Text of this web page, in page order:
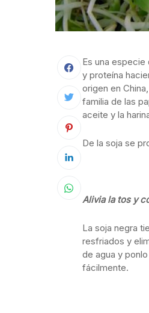
Es una
y proteína
origen en
familia de las
aceite y la
De la soja se
Alivia la tos y
La soja negra
resfriados y
de agua y
fácilmente.